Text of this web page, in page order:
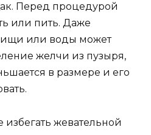
Перед процедурой
или пить. Даже
или воды может
желчи из пузыря,
в размере и его
жевательной